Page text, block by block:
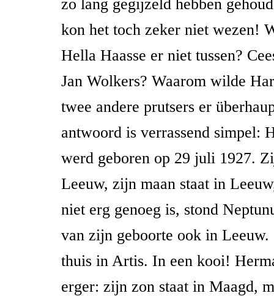
zo lang gegijzeld hebben
kon het toch zeker niet wezen!
Hella Haasse er niet tussen?
Jan Wolkers? Waarom wilde
twee andere prutsers er
antwoord is verrassend simpel:
werd geboren op 29 juli 1927.
Leeuw, zijn maan staat in
niet erg genoeg is, stond
van zijn geboorte ook in Leeuw.
thuis in Artis. In een kooi!
erger: zijn zon staat in Maagd,